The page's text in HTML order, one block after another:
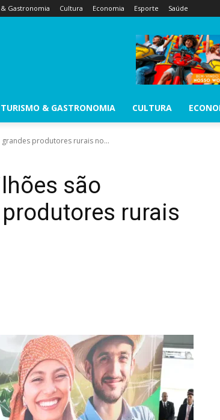
Gastronomia Cultura Economia Esporte Saúde
TURISMO & GASTRONOMIA CULTURA
grandes produtores rurais no...
são
rurais